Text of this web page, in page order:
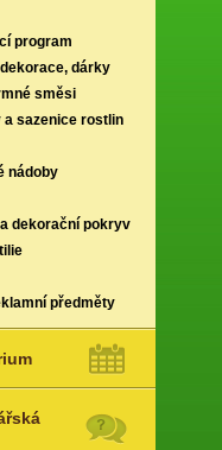
program
dárky
směsi
a sazenice rostlin
nádoby
dekorační pokryv
předměty